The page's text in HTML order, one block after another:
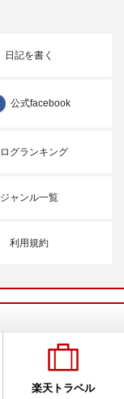
日記を書く
公式facebook
グランキング
ジャンル一覧
利用規約
楽天トラベル